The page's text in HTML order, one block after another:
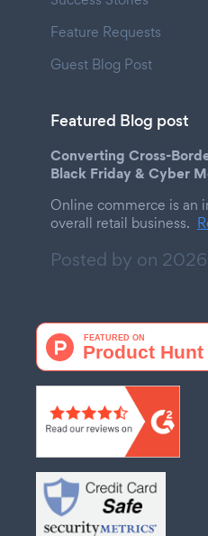
Feature Requests
Guest Blog Post
Featured Blog post
Converting Cross-
Black Friday & Cyber
Online commerce is an
overall retail business.
Posted by on